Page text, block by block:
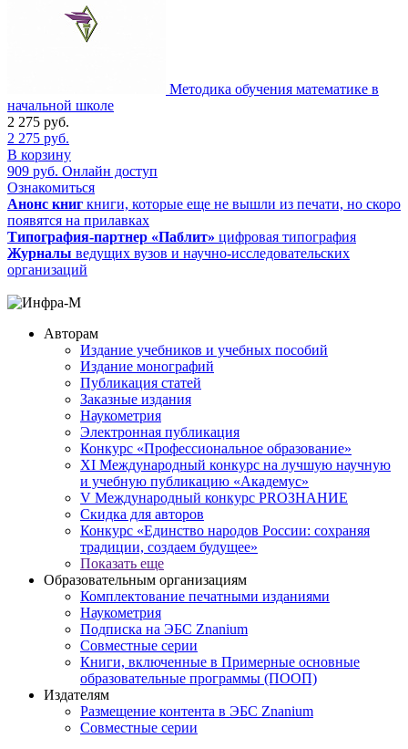
Методика обучения математике в
начальной школе
2 275 руб.
2 275 руб.
В корзину
909 руб. Онлайн доступ
Ознакомиться
Анонс книг книги, которые еще не вышли из печати, но скоро
появятся на прилавках
Типография-партнер «Паблит» цифровая типография
Журналы ведущих вузов и научно-исследовательских
организаций
Авторам
Издание учебников и учебных пособий
Издание монографий
Публикация статей
Заказные издания
Наукометрия
Электронная публикация
Конкурс «Профессиональное образование»
XI Международный конкурс на лучшую научную
и учебную публикацию «Академус»
V Международный конкурс PROЗНАНИЕ
Скидка для авторов
Конкурс «Единство народов России: сохраняя
традиции, создаем будущее»
Показать еще
Образовательным организациям
Комплектование печатными изданиями
Наукометрия
Подписка на ЭБС Znanium
Совместные серии
Книги, включенные в Примерные основные
образовательные программы (ПООП)
Издателям
Размещение контента в ЭБС Znanium
Совместные серии